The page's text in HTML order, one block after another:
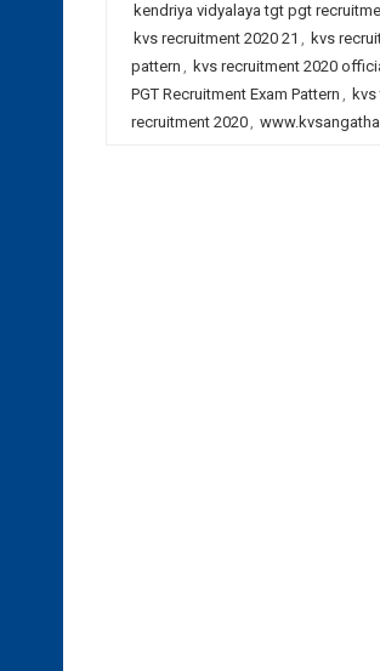
kendriya vidyalaya tgt pgt
kvs recruitment 2020 21 , kvs
pattern , kvs recruitment 2020
PGT Recruitment Exam Pattern ,
recruitment 2020,